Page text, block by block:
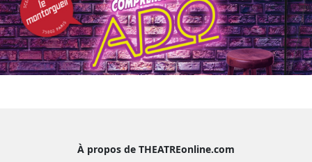
À propos de THEATREonline.com